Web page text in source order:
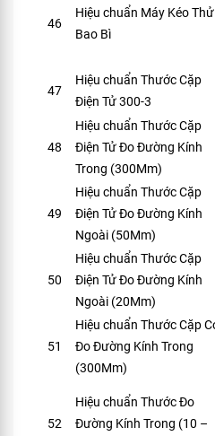
46
Hiệu chuẩn Máy Kéo Thử
Bao Bì
47
Hiệu chuẩn Thước Cặp
Điện Tử 300-3
48
Hiệu chuẩn Thước Cặp
Điện Tử Đo Đường Kính
Trong (300Mm)
49
Hiệu chuẩn Thước Cặp
Điện Tử Đo Đường Kính
Ngoài (50Mm)
50
Hiệu chuẩn Thước Cặp
Điện Tử Đo Đường Kính
Ngoài (20Mm)
51
Hiệu chuẩn Thước Cặp
Đo Đường Kính Trong
(300Mm)
52
Hiệu chuẩn Thước Đo
Đường Kính Trong (10 –